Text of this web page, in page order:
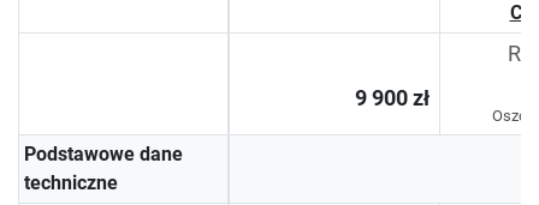
9 900 zł
Podstawowe dane
techniczne